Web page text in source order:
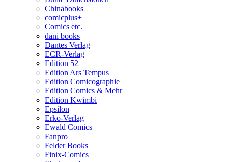
Chinabooks
comicplus+
Comics etc.
dani books
Dantes Verlag
ECR-Verlag
Edition 52
Edition Ars Tempus
Edition Comicographie
Edition Comics & Mehr
Edition Kwimbi
Epsilon
Erko-Verlag
Ewald Comics
Fanpro
Felder Books
Finix-Comics